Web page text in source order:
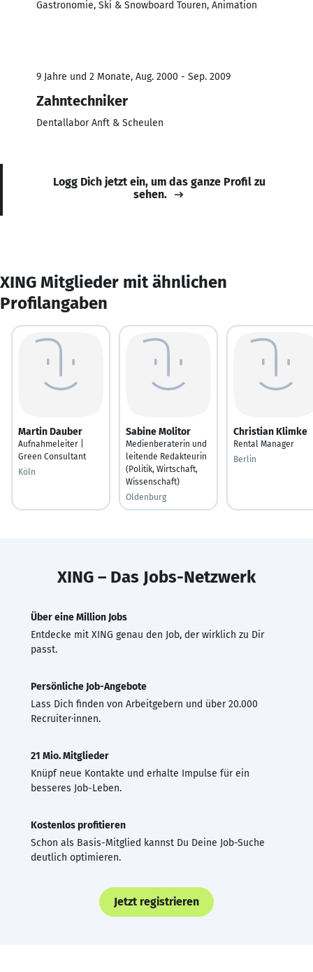
Gastronomie, Ski & Snowboard Touren, Animation
9 Jahre und 2 Monate, Aug. 2000 - Sep. 2009
Zahntechniker
Dentallabor Anft & Scheulen
Logg Dich jetzt ein, um das ganze Profil zu
sehen.
XING Mitglieder mit ähnlichen
Profilangaben
Martin Dauber
Aufnahmeleiter |
Green Consultant
Köln
Sabine Molitor
Medienberaterin und
leitende Redakteurin
(Politik, Wirtschaft,
Wissenschaft)
Oldenburg
Christian Klimke
Rental Manager
Berlin
XING – Das Jobs-Netzwerk
Über eine Million Jobs
Entdecke mit XING genau den Job, der wirklich zu Dir
passt.
Persönliche Job-Angebote
Lass Dich finden von Arbeitgebern und über 20.000
Recruiter·innen.
21 Mio. Mitglieder
Knüpf neue Kontakte und erhalte Impulse für ein
besseres Job-Leben.
Kostenlos profitieren
Schon als Basis-Mitglied kannst Du Deine Job-Suche
deutlich optimieren.
Jetzt registrieren